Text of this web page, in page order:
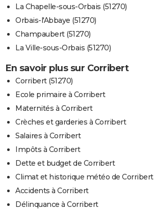
La Chapelle-sous-Orbais (51270)
Orbais-l'Abbaye (51270)
Champaubert (51270)
La Ville-sous-Orbais (51270)
En savoir plus sur Corribert
Corribert (51270)
Ecole primaire à Corribert
Maternités à Corribert
Crèches et garderies à Corribert
Salaires à Corribert
Impôts à Corribert
Dette et budget de Corribert
Climat et historique météo de Corribert
Accidents à Corribert
Délinquance à Corribert